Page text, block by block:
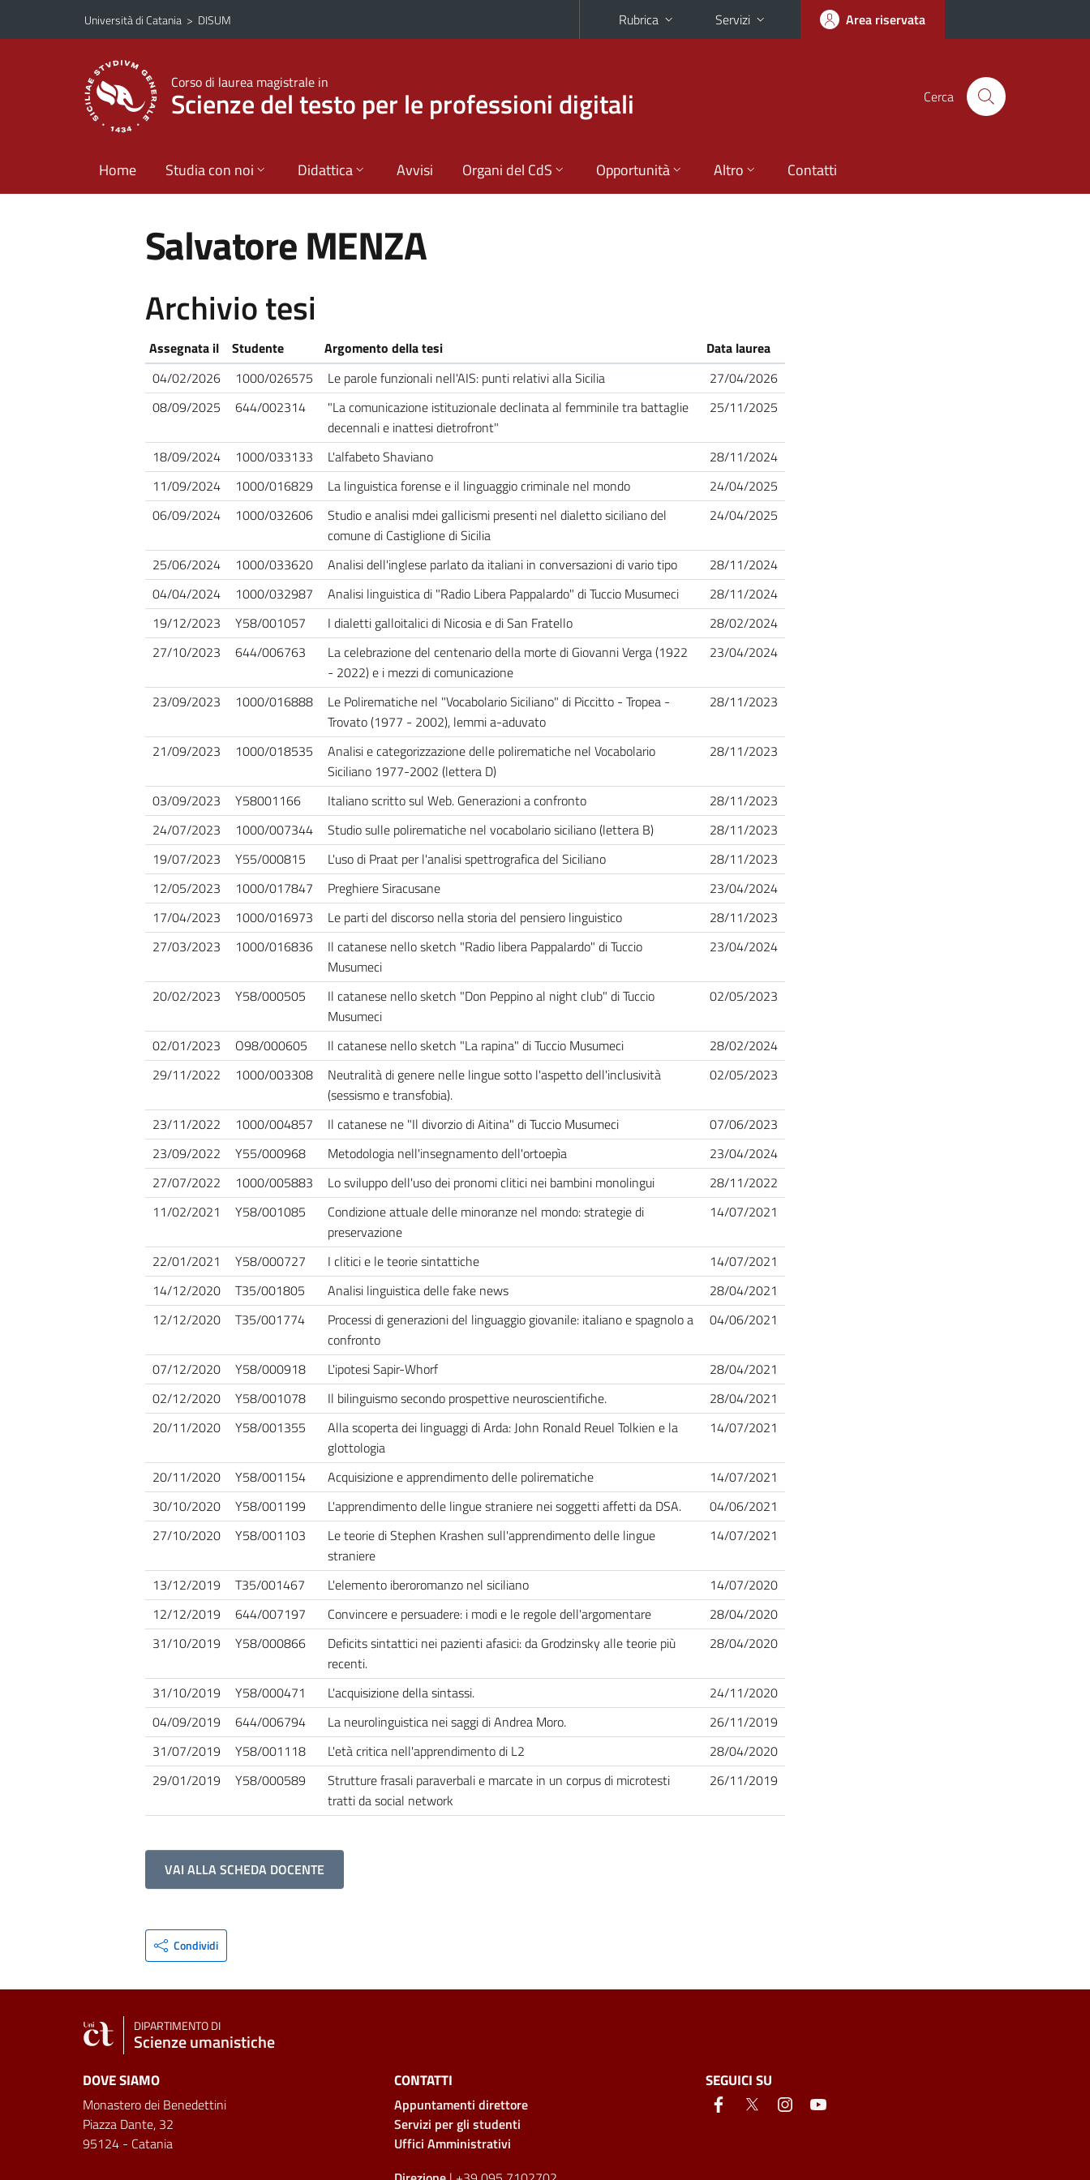
Vai al contenuto principale
Vai al menu di navigazione
Università di Catania > DISUM Rubrica Servizi Area riservata
Corso di laurea magistrale in
Scienze del testo per le professioni digitali Cerca
Home Studia con noi Didattica Avvisi Organi del CdS Opportunità Altro Contatti
Salvatore MENZA
Archivio tesi
Assegnata il Studente Argomento della tesi
Data laurea
04/02/2026
1000/026575 Le parole funzionali nell'AIS: punti relativi alla Sicilia
27/04/2026
08/09/2025
644/002314
"La comunicazione istituzionale declinata al femminile tra battaglie
decennali e inattesi dietrofront"
25/11/2025
18/09/2024 1000/033133 L'alfabeto Shaviano
28/11/2024
11/09/2024
1000/016829 La linguistica forense e il linguaggio criminale nel mondo
24/04/2025
06/09/2024
1000/032606
Studio e analisi mdei gallicismi presenti nel dialetto siciliano del
comune di Castiglione di Sicilia
24/04/2025
25/06/2024 1000/033620 Analisi dell'inglese parlato da italiani in conversazioni di vario tipo
28/11/2024
04/04/2024
1000/032987 Analisi linguistica di "Radio Libera Pappalardo" di Tuccio Musumeci
28/11/2024
19/12/2023
Y58/001057 I dialetti galloitalici di Nicosia e di San Fratello
28/02/2024
27/10/2023
644/006763
La celebrazione del centenario della morte di Giovanni Verga (1922
- 2022) e i mezzi di comunicazione
23/04/2024
23/09/2023 1000/016888
Le Polirematiche nel "Vocabolario Siciliano" di Piccitto - Tropea -
Trovato (1977 - 2002), lemmi a-aduvato
28/11/2023
21/09/2023 1000/018535
Analisi e categorizzazione delle polirematiche nel Vocabolario
Siciliano 1977-2002 (lettera D)
28/11/2023
03/09/2023 Y58001166 Italiano scritto sul Web. Generazioni a confronto
28/11/2023
24/07/2023
1000/007344 Studio sulle polirematiche nel vocabolario siciliano (lettera B)
28/11/2023
19/07/2023
Y55/000815 L'uso di Praat per l'analisi spettrografica del Siciliano
28/11/2023
12/05/2023
1000/017847 Preghiere Siracusane
23/04/2024
17/04/2023
1000/016973 Le parti del discorso nella storia del pensiero linguistico
28/11/2023
27/03/2023
1000/016836
Il catanese nello sketch "Radio libera Pappalardo" di Tuccio
Musumeci
23/04/2024
20/02/2023 Y58/000505
Il catanese nello sketch "Don Peppino al night club" di Tuccio
Musumeci
02/05/2023
02/01/2023 O98/000605 Il catanese nello sketch "La rapina" di Tuccio Musumeci
28/02/2024
29/11/2022
1000/003308
Neutralità di genere nelle lingue sotto l'aspetto dell'inclusività
(sessismo e transfobia).
02/05/2023
23/11/2022 1000/004857 Il catanese ne "Il divorzio di Aitina" di Tuccio Musumeci
07/06/2023
23/09/2022
Y55/000968 Metodologia nell'insegnamento dell'ortoepìa
23/04/2024
27/07/2022
1000/005883 Lo sviluppo dell'uso dei pronomi clitici nei bambini monolingui
28/11/2022
11/02/2021
Y58/001085
Condizione attuale delle minoranze nel mondo: strategie di
preservazione
14/07/2021
22/01/2021 Y58/000727 I clitici e le teorie sintattiche
14/07/2021
14/12/2020
T35/001805 Analisi linguistica delle fake news
28/04/2021
12/12/2020
T35/001774
Processi di generazioni del linguaggio giovanile: italiano e spagnolo a
confronto
04/06/2021
07/12/2020 Y58/000918 L'ipotesi Sapir-Whorf
28/04/2021
02/12/2020
Y58/001078 Il bilinguismo secondo prospettive neuroscientifiche.
28/04/2021
20/11/2020
Y58/001355
Alla scoperta dei linguaggi di Arda: John Ronald Reuel Tolkien e la
glottologia
14/07/2021
20/11/2020 Y58/001154 Acquisizione e apprendimento delle polirematiche
14/07/2021
30/10/2020
Y58/001199 L'apprendimento delle lingue straniere nei soggetti affetti da DSA.
04/06/2021
27/10/2020
Y58/001103
Le teorie di Stephen Krashen sull'apprendimento delle lingue
straniere
14/07/2021
13/12/2019 T35/001467 L'elemento iberoromanzo nel siciliano
14/07/2020
12/12/2019
644/007197 Convincere e persuadere: i modi e le regole dell'argomentare
28/04/2020
31/10/2019
Y58/000866
Deficits sintattici nei pazienti afasici: da Grodzinsky alle teorie più
recenti.
28/04/2020
31/10/2019 Y58/000471 L'acquisizione della sintassi.
24/11/2020
04/09/2019
644/006794 La neurolinguistica nei saggi di Andrea Moro.
26/11/2019
31/07/2019
Y58/001118 L'età critica nell'apprendimento di L2
28/04/2020
29/01/2019
Y58/000589
Strutture frasali paraverbali e marcate in un corpus di microtesti
tratti da social network
26/11/2019
VAI ALLA SCHEDA DOCENTE
Condividi
DIPARTIMENTO DI
Scienze umanistiche
DOVE SIAMO
Monastero dei Benedettini
Piazza Dante, 32
95124 - Catania
CONTATTI
Appuntamenti direttore
Servizi per gli studenti
Uffici Amministrativi
SEGUICI SU